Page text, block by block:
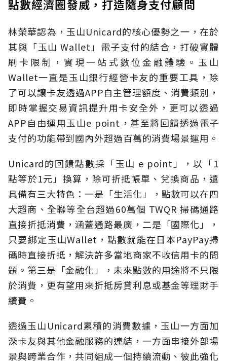
點數經濟圈發威，打造隨身支付顧問
林榮華認為，玉山Unicard的核心優勢之一，在於
其與「玉山 Wallet」電子支付的結合，打破實體
刷卡限制，實現一站式數位金融體驗。玉山
Wallet一直是玉山銀行經營卡友的重要工具，除
了可以讓卡友透過APP自主管理額度、消費類別，
即時掌握交易資訊提升用卡安全外，更可以透過
APP自由運用玉山e point，甚至將回饋透過電子
支付的功能帶到國內外超過百萬的消費場景運用。
Unicard的回饋點數採「玉山 e point」，以「1
點等於1元」換算，除可折抵帳單、兌換商品，還
具備有三大特色：一是「生活化」，點數可以在四
大超商、全聯等全台超過60萬個 TWQR 掃碼通路
直接折抵消費，涵蓋通路最廣，二是「國際化」，
只要綁定玉山Wallet，點數就能在日本PayPay掃
碼時直接折抵，解決許多當地商家不收信用卡的問
題。第三是「金融化」，未來點數的用途將不只限
於消費，更有望用來折抵房貸利息或基金等理財手
續費。
透過玉山Unicard累積的消費數據，玉山一方面加
深卡友與其他金融服務的連結，一方面串接外部場
景與跨業合作，共同組成一個持續流動、彼此強化